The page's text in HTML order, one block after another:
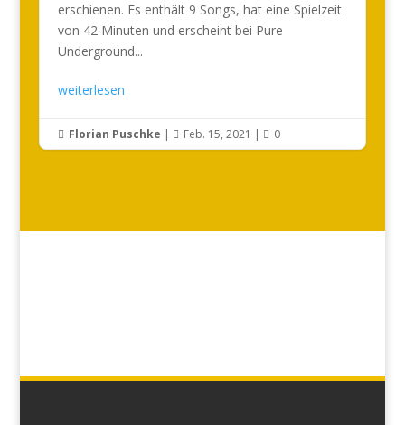
erschienen. Es enthält 9 Songs, hat eine Spielzeit
von 42 Minuten und erscheint bei Pure
Underground...
weiterlesen
 Florian Puschke |  Feb. 15, 2021 |  0